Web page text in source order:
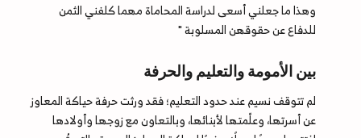
وهذا ما جعلني أسعى لدراسة المحاماة مهما كلفني الثمن
للدفاع عن حقوقهن المسلوبة "
بين الأمومة والتعليم والحرفة
لم تتوقف نسيم عند حدود التعليم؛ فقد ورثت حرفة حياكة المعاوز
عن أسرتها، وعلّمتها لأبنائها، وبالتعاون مع زوجها وأولادها